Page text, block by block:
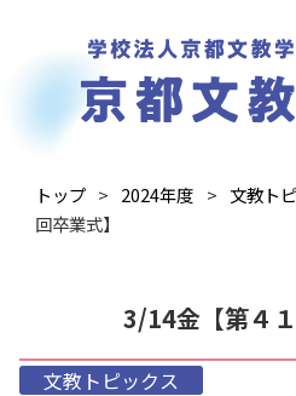
トップ 2024年度 文教ト
回卒業式】
3/14金【第４１
文教トピックス